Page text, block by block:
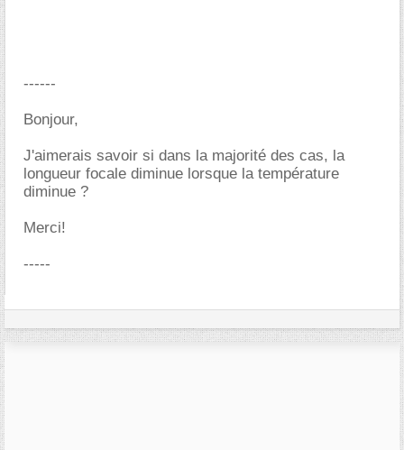
------
Bonjour,
J'aimerais savoir si dans la majorité des cas, la
longueur focale diminue lorsque la température
diminue ?
Merci!
-----